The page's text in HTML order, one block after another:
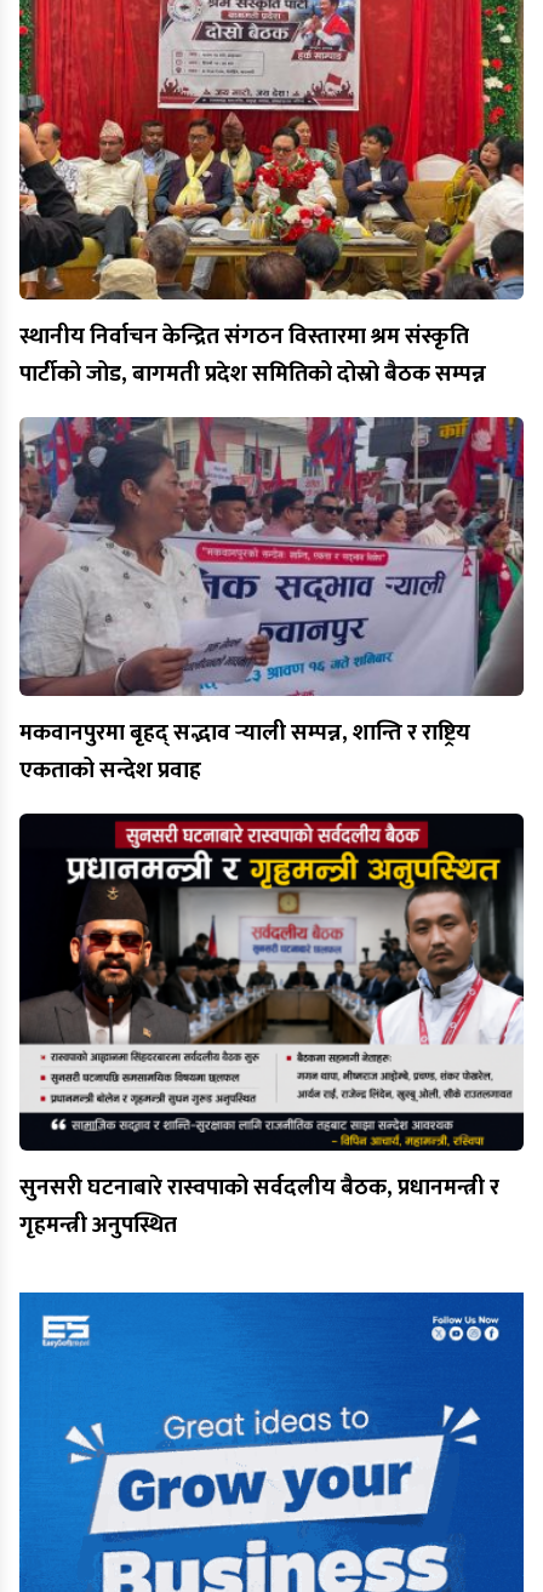
स्थानीय निर्वाचन केन्द्रित संगठन विस्तारमा श्रम संस्कृति
पार्टीको जोड, बागमती प्रदेश समितिको दोस्रो बैठक सम्पन्न
मकवानपुरमा बृहद् सद्भाव र्‍याली सम्पन्न, शान्ति र राष्ट्रिय
एकताको सन्देश प्रवाह
सुनसरी घटनाबारे रास्वपाको सर्वदलीय बैठक, प्रधानमन्त्री र
गृहमन्त्री अनुपस्थित